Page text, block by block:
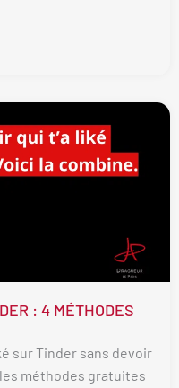
: 4 MÉTHODES
sur Tinder sans devoir
méthodes gratuites